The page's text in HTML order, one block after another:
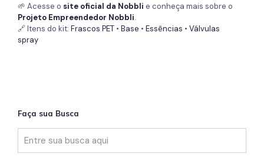
🌱 Acesse o site oficial da Nobbli e conheça mais sobre o
Projeto Empreendedor Nobbli.
🔗 Itens do kit: Frascos PET • Base • Essências • Válvulas
spray
Faça sua Busca